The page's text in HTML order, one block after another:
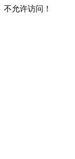
不允许访问！